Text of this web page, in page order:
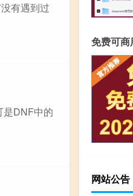
有遇到过
是DNF中的
免费可
网站公告